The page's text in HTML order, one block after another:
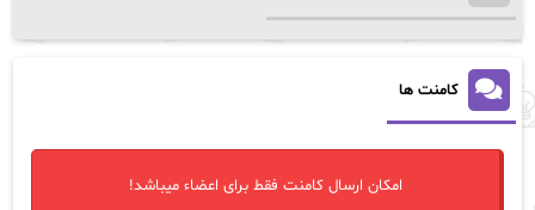
کامنت ها
امکان ارسال کامنت فقط برای اعضاء میباشد!